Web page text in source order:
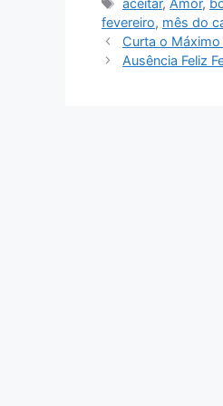
aceitar, Amor,
fevereiro, mês do
Curta o Máximo
Ausência Feliz